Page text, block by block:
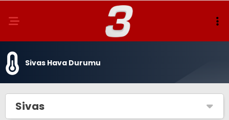
Sivas Hava Durumu
Sivas